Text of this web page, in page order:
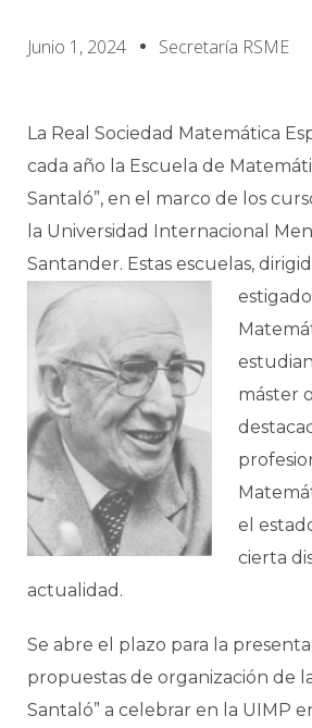
Junio 1, 2024 Secretaría RSME
La Real Sociedad Matemática
cada año la Escuela de
Santaló”, en el marco de los
la Universidad Internacional
Santander. Estas escuelas,
máster
el
cierta
actualidad.
Se abre el plazo para la
propuestas de organización de
Santaló” a celebrar en la UIMP